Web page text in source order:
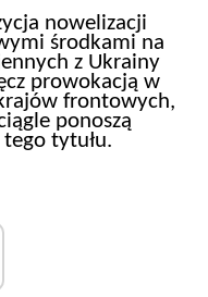
nowelizacji
środkami na
z Ukrainy
prowokacją w
frontowych,
ponoszą
tytułu.